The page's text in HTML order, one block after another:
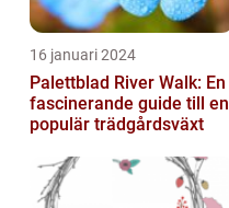
16 januari 2024
Palettblad River Walk: En
fascinerande guide till en
populär trädgårdsväxt